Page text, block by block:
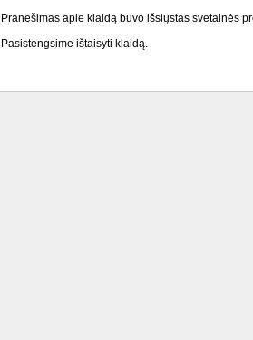
Pranešimas apie klaidą buvo išsiųstas svetainės
Pasistengsime ištaisyti klaidą.